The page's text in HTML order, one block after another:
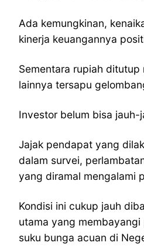
Ada kemungkinan,
kinerja keuangannya
Sementara rupiah
lainnya tersapu
Investor belum bisa
Jajak pendapat yang
dalam survei,
yang diramal mengalami
Kondisi ini cukup jauh
utama yang
suku bunga acuan di